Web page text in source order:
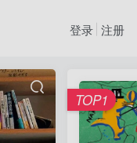
登录 注册
TOP1